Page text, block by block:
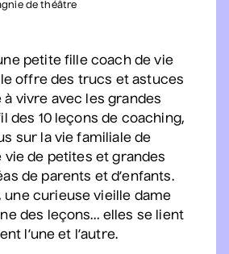
Jey Fournier,
Kachache
vague
2026
• 19 h 30
de cordes
musicales
2026
• 20 h 00
intérieure de la Maison des Arts
de théâtre
petite fille coach de vie
offre des trucs et astuces
vivre avec les grandes
des 10 leçons de coaching,
sur la vie familiale de
vie de petites et grandes
de parents et d’enfants.
une curieuse vieille dame
des leçons… elles se lient
l’une et l’autre.